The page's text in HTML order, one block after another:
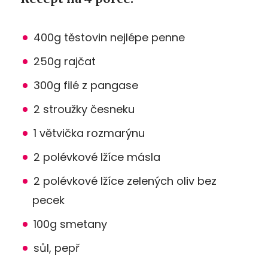
400g těstovin nejlépe penne
250g rajčat
300g filé z pangase
2 stroužky česneku
1 větvička rozmarýnu
2 polévkové lžíce másla
2 polévkové lžíce zelených oliv bez
pecek
100g smetany
sůl, pepř